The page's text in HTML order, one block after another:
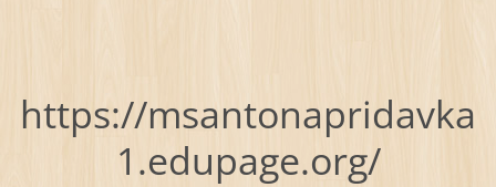
https://msantonapridavka
1.edupage.org/